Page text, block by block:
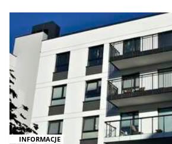
INFORMACJE